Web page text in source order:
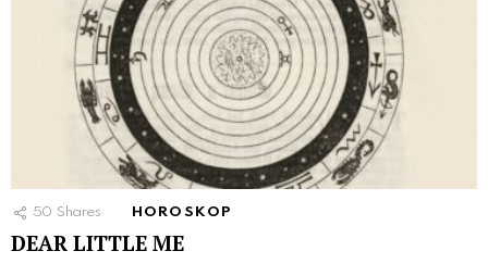
50 Shares HOROSKOP
DEAR LITTLE ME